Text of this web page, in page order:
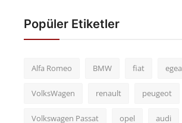
Popüler Etiketler
Alfa Romeo BMW fiat egea
VolksWagen renault peugeot
Volkswagen Passat opel audi